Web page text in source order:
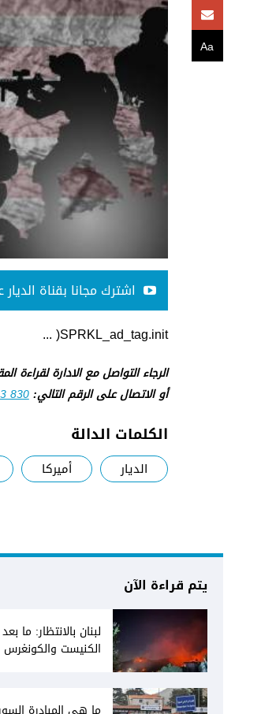
Aa
اشترك مجانا بقناة
SPRKL_ad_tag.init( ...
الرجاء التواصل مع الادارة لقراءة
أو الاتصال على الرقم التالي:830
الكلمات الدالة
الديار أميركا
يتم قراءة الآن
لبنان بالانتظار: ما
الكنيست